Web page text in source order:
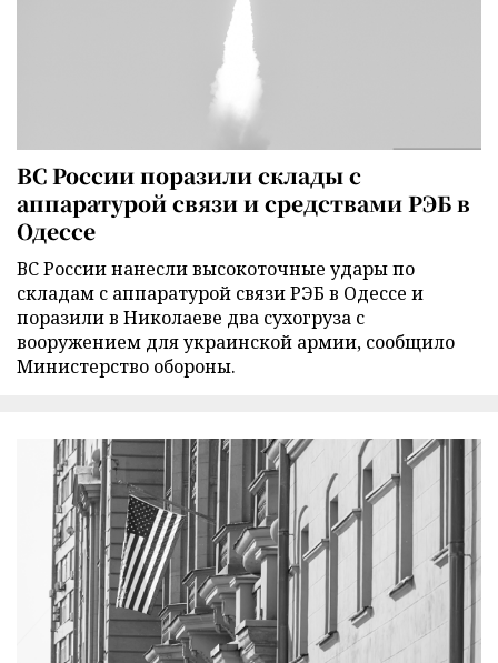
ВС России поразили склады с
аппаратурой связи и средствами РЭБ в
Одессе
ВС России нанесли высокоточные удары по
складам с аппаратурой связи РЭБ в Одессе и
поразили в Николаеве два сухогруза с
вооружением для украинской армии, сообщило
Министерство обороны.